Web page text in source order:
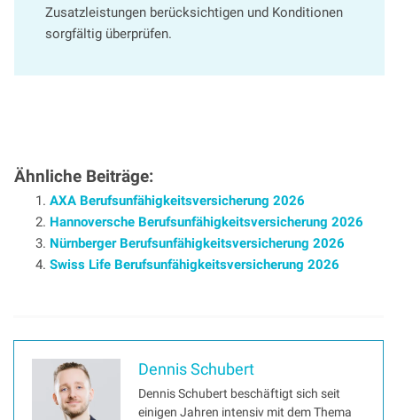
Zusatzleistungen berücksichtigen und Konditionen
sorgfältig überprüfen.
Ähnliche Beiträge:
AXA Berufsunfähigkeitsversicherung 2026
Hannoversche Berufsunfähigkeitsversicherung 2026
Nürnberger Berufsunfähigkeitsversicherung 2026
Swiss Life Berufsunfähigkeitsversicherung 2026
Dennis Schubert
Dennis Schubert beschäftigt sich seit
einigen Jahren intensiv mit dem Thema